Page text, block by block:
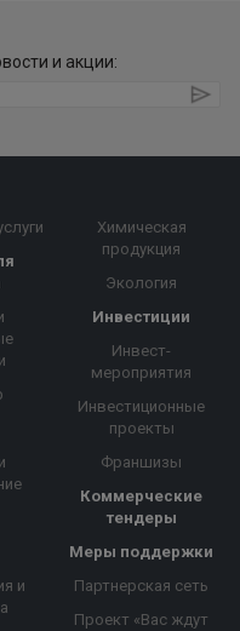
и акции:
и
Химическая
продукция
Экология
Инвестиции
Инвест-
мероприятия
Инвестиционные
проекты
Франшизы
Коммерческие
тендеры
Меры поддержки
Партнерская сеть
Проект «Вас ждут